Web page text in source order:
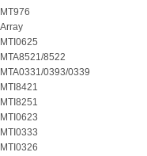
MT976
Array
MTI0625
MTA8521/8522
MTA0331/0393/0339
MTI8421
MTI8251
MTI0623
MTI0333
MTI0326